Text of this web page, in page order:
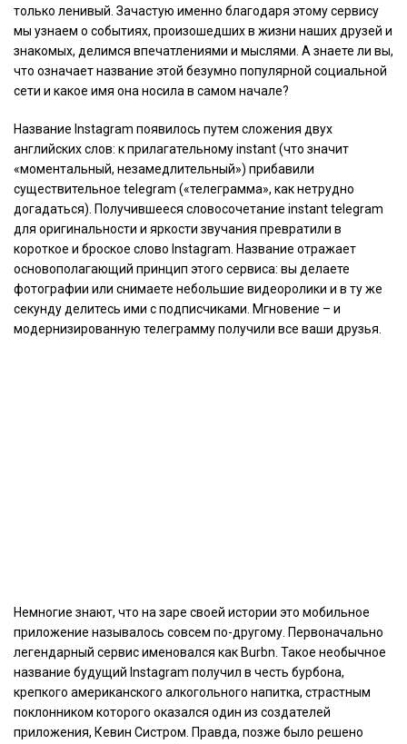
только ленивый. Зачастую именно благодаря этому сервису
мы узнаем о событиях, произошедших в жизни наших друзей и
знакомых, делимся впечатлениями и мыслями. А знаете ли вы,
что означает название этой безумно популярной социальной
сети и какое имя она носила в самом начале?
Название Instagram появилось путем сложения двух
английских слов: к прилагательному instant (что значит
«моментальный, незамедлительный») прибавили
существительное telegram («телеграмма», как нетрудно
догадаться). Получившееся словосочетание instant telegram
для оригинальности и яркости звучания превратили в
короткое и броское слово Instagram. Название отражает
основополагающий принцип этого сервиса: вы делаете
фотографии или снимаете небольшие видеоролики и в ту же
секунду делитесь ими с подписчиками. Мгновение – и
модернизированную телеграмму получили все ваши друзья.
Немногие знают, что на заре своей истории это мобильное
приложение называлось совсем по-другому. Первоначально
легендарный сервис именовался как Burbn. Такое необычное
название будущий Instagram получил в честь бурбона,
крепкого американского алкогольного напитка, страстным
поклонником которого оказался один из создателей
приложения, Кевин Систром. Правда, позже было решено